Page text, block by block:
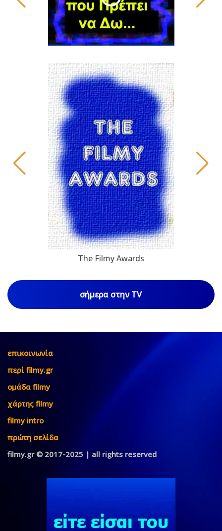
The Filmy Awards
σήμερα στην TV
επικοινωνία
περί filmy.gr
ομάδα filmy
χάρτης filmy
filmy intro
πρώτη σελίδα
filmy.gr © 2017-2025 | all rights reserved